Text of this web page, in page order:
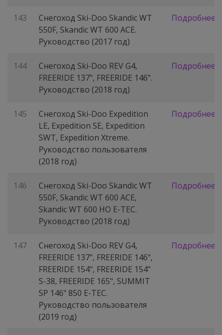
143
Снегоход Ski-Doo Skandic WT
550F, Skandic WT 600 ACE.
Руководство (2017 год)
Подробнее
144
Снегоход Ski-Doo REV G4,
FREERIDE 137", FREERIDE 146".
Руководство (2018 год)
Подробнее
145
Снегоход Ski-Doo Expedition
LE, Expedition SE, Expedition
SWT, Expedition Xtreme.
Руководство пользователя
(2018 год)
Подробнее
146
Снегоход Ski-Doo Skandic WT
550F, Skandic WT 600 ACE,
Skandic WT 600 HO E-TEC.
Руководство (2018 год)
Подробнее
147
Снегоход Ski-Doo REV G4,
FREERIDE 137", FREERIDE 146",
FREERIDE 154", FREERIDE 154"
S-38, FREERIDE 165", SUMMIT
SP 146" 850 E-TEC.
Руководство пользователя
(2019 год)
Подробнее